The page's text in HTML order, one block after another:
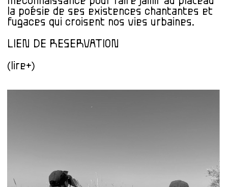
la poésie de ses existences chantantes et
fugaces qui croisent nos vies urbaines.
LIEN DE RESERVATION
(lire+)